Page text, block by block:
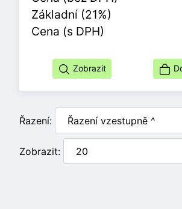
Základní (21%)
Cena (s DPH)
Zobrazit
Řazení:
Zobrazit: